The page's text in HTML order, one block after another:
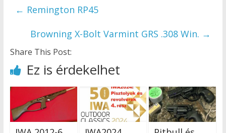
← Remington RP45
Browning X-Bolt Varmint GRS .308 Win. →
Share This Post:
Ez is érdekelhet